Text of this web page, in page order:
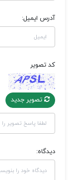
آدرس ایمیل:
کد تصویر
تصویر جدید
دیدگاه: